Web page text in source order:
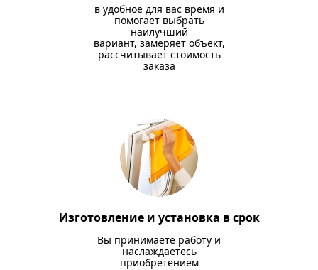
в удобное для вас время и
помогает выбрать
наилучший
вариант, замеряет объект,
рассчитывает стоимость
заказа
Изготовление и установка в срок
Вы принимаете работу и
наслаждаетесь
приобретением